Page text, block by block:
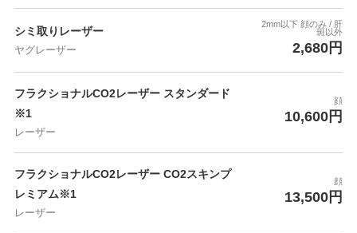
シミ取りレーザー
ヤグレーザー
2mm以下 顔のみ / 肝
斑以外
2,680円
フラクショナルCO2レーザー スタンダード
※1
レーザー
顔
10,600円
フラクショナルCO2レーザー CO2スキンプ
レミアム※1
レーザー
顔
13,500円